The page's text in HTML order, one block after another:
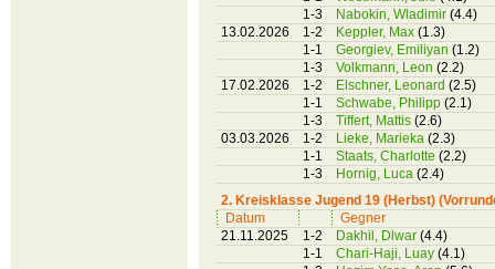
1-3
Nabokin, Wladimir (4.4)
13.02.2026
1-2 Keppler, Max (1.3)
1-1
Georgiev, Emiliyan (1.2)
1-3
Volkmann, Leon (2.2)
17.02.2026
1-2 Elschner, Leonard (2.5)
1-1
Schwabe, Philipp (2.1)
1-3
Tiffert, Mattis (2.6)
03.03.2026
1-2 Lieke, Marieka (2.3)
1-1
Staats, Charlotte (2.2)
1-3
Hornig, Luca (2.4)
2. Kreisklasse Jugend 19 (Herbst)
Datum
Gegner
21.11.2025
1-2 Dakhil, Dlwar (4.4)
1-1
Chari-Haji, Luay (4.1)